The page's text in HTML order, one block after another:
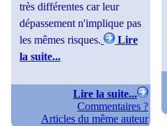
très différentes car leur
dépassement n'implique pas
les mêmes risques.
Lire
la suite...
Lire la suite...
Commentaires ?
Articles du même auteur